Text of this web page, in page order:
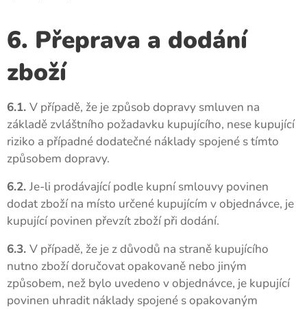
6. Přeprava a dodání
zboží
6.1. V případě, že je způsob dopravy smluven na
základě zvláštního požadavku kupujícího, nese kupující
riziko a případné dodatečné náklady spojené s tímto
způsobem dopravy.
6.2. Je-li prodávající podle kupní smlouvy povinen
dodat zboží na místo určené kupujícím v objednávce, je
kupující povinen převzít zboží při dodání.
6.3. V případě, že je z důvodů na straně kupujícího
nutno zboží doručovat opakovaně nebo jiným
způsobem, než bylo uvedeno v objednávce, je kupující
povinen uhradit náklady spojené s opakovaným